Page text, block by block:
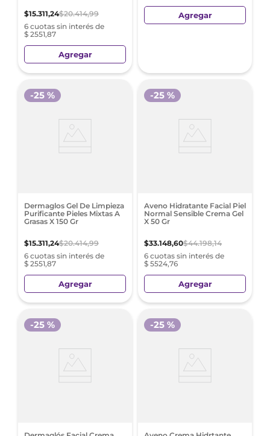
$15.311,24$20.414,99
6 cuotas sin interés de
$ 2551,87
Agregar
Agregar
Dermaglos Gel De Limpieza
Purificante Pieles Mixtas A
Grasas X 150 Gr
$15.311,24$20.414,99
6 cuotas sin interés de
$ 2551,87
-25 %
Agregar
Aveno Hidratante Facial Piel
Normal Sensible Crema Gel
X 50 Gr
$33.148,60$44.198,14
6 cuotas sin interés de
$ 5524,76
-25 %
Agregar
-25 % -25 %